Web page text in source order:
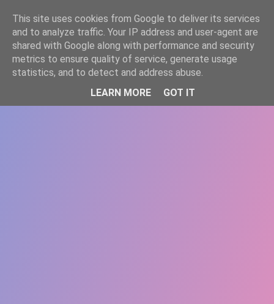
WWW.GAZISTI.RO
This site uses cookies from Google to deliver its services
and to analyze traffic. Your IP address and user-agent are
shared with Google along with performance and security
metrics to ensure quality of service, generate usage
statistics, and to detect and address abuse.
LEARN MORE
GOT IT